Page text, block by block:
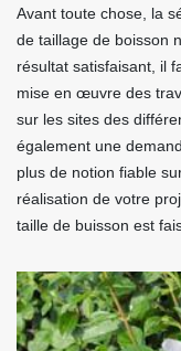
Avant toute chose, la
de taillage de boisson
résultat satisfaisant, il
mise en œuvre des
sur les sites des
également une
plus de notion fiable
réalisation de votre
taille de buisson est